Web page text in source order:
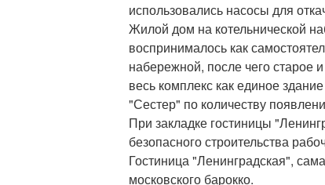
использовались насосы для
Жилой дом на котельнической
воспринималось как
набережной, после чего
весь комплекс как единое
"Сестер" по количеству
При закладке гостиницы
безопасного строительства
Гостиница "Ленинградская",
московского барокко.